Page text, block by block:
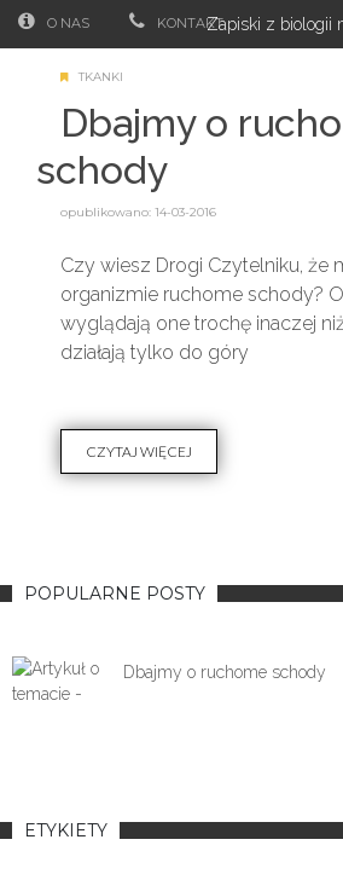
O NAS KONTAKTZapiski z biologii
TKANKI
Dbajmy o
schody
opublikowano: 14-03-2016
Czy wiesz Drogi Czytelniku, że
organizmie ruchome schody?
wyglądają one trochę inaczej
działają tylko do góry
CZYTAJ WIĘCEJ
POPULARNE POSTY
Dbajmy o ruchome schody
ETYKIETY